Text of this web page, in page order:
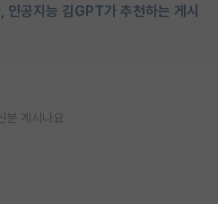
인공지능 김GPT가 추천하는 게시
분 계시나요